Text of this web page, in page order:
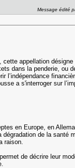
Message édité
appellation
dans la penderie, ou
l’indépendance
a s'interroger sur
en Europe, en
de la santé
raison.
de décrire leur